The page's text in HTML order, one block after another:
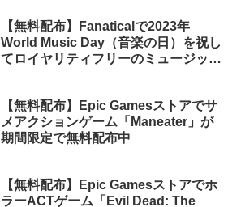
【無料配布】Fanaticalで2023年
World Music Day（音楽の日）を祝し
てロイヤリティフリーのミュージック
【無料配布】Epic Gamesストアでサ
メアクションゲーム「Maneater」が
期間限定で無料配布中
【無料配布】Epic Gamesストアでホ
ラーACTゲーム「Evil Dead: The